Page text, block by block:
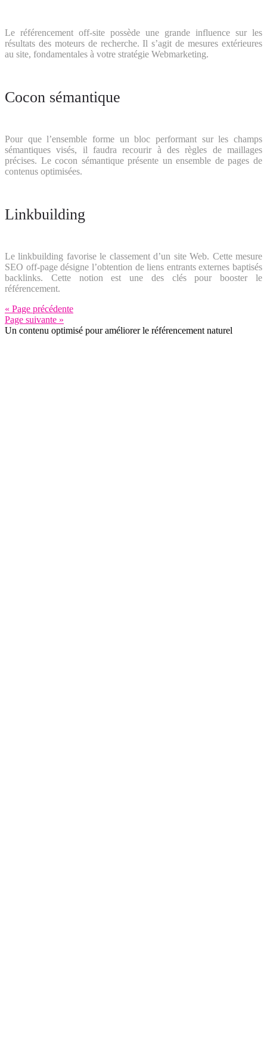
Le référencement off-site possède une grande influence sur les
résultats des moteurs de recherche. Il s’agit de mesures extérieures
au site, fondamentales à votre stratégie Webmarketing.
Cocon sémantique
Pour que l’ensemble forme un bloc performant sur les champs
sémantiques visés, il faudra recourir à des règles de maillages
précises. Le cocon sémantique présente un ensemble de pages de
contenus optimisées.
Linkbuilding
Le linkbuilding favorise le classement d’un site Web. Cette mesure
SEO off-page désigne l’obtention de liens entrants externes baptisés
backlinks. Cette notion est une des clés pour booster le
référencement.
« Page précédente
Page suivante »
Un contenu optimisé pour améliorer le référencement naturel